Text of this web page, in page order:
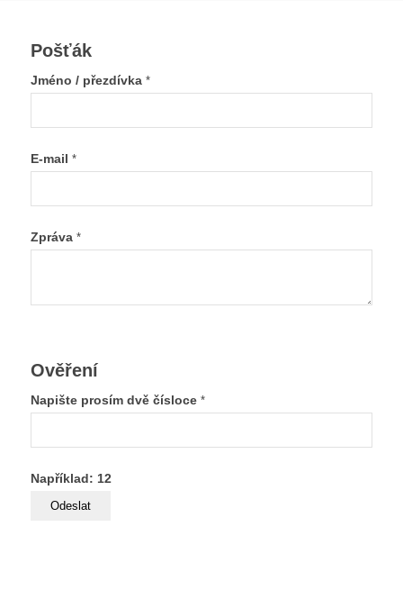
Pošťák
Jméno / přezdívka *
E-mail *
Zpráva *
Ověření
Napište prosím dvě čísloce *
Například: 12